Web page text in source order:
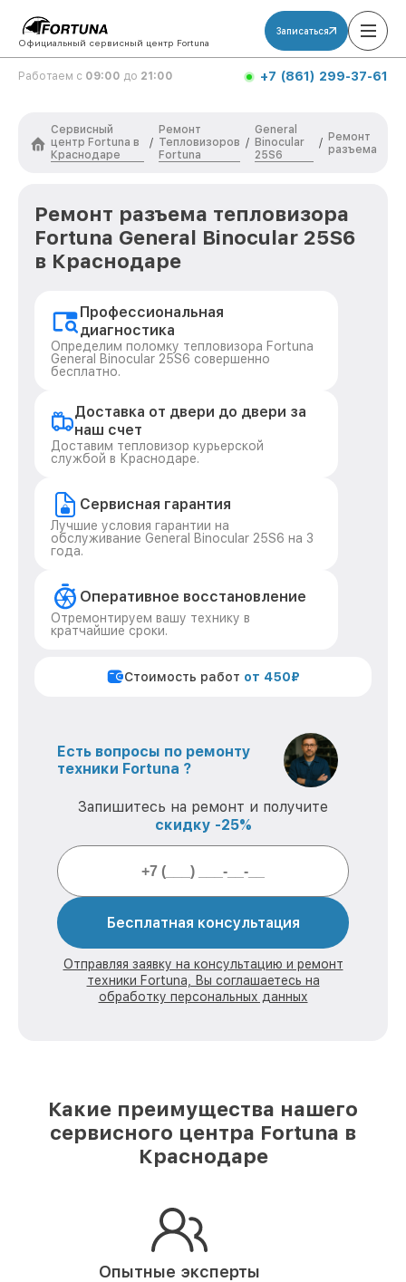
Официальный сервисный центр Fortuna
Записаться
Работаем с 09:00 до 21:00 +7 (861) 299-37-61
Сервисный
центр Fortuna в
Краснодаре
/
Ремонт
Тепловизоров
Fortuna
/
General
Binocular
25S6
/ Ремонт
разъема
Ремонт разъема тепловизора
Fortuna General Binocular 25S6
в Краснодаре
Профессиональная
диагностика
Определим поломку тепловизора Fortuna
General Binocular 25S6 совершенно
бесплатно.
Доставка от двери до двери за
наш счет
Доставим тепловизор курьерской
службой в Краснодаре.
Сервисная гарантия
Лучшие условия гарантии на
обслуживание General Binocular 25S6 на 3
года.
Оперативное восстановление
Отремонтируем вашу технику в
кратчайшие сроки.
Стоимость работ от 450₽
Есть вопросы по ремонту
техники Fortuna ?
Запишитесь на ремонт и получите
скидку -25%
Бесплатная консультация
Отправляя заявку на консультацию и ремонт
техники Fortuna, Вы соглашаетесь на
обработку персональных данных
Какие преимущества нашего
сервисного центра Fortuna в
Краснодаре
Опытные эксперты